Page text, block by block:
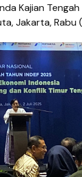
Kajian
Jakarta, Rabu